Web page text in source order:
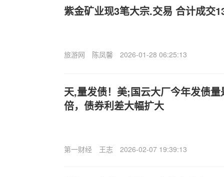
紫金矿业现3笔大宗.交易 合计成交
旅游网 陈凤馨 2026-01-28 06:25:13
天,量发债！美;国云大厂今年发债
倍，债券利差大幅扩大
第一财经 王志 2026-02-07 19:39:13